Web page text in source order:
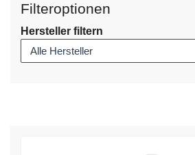
Filteroptionen
Hersteller filtern